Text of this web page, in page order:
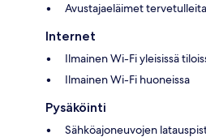
Avustajaeläimet tervetulleita
Internet
Ilmainen Wi-Fi yleisissä
Ilmainen Wi-Fi huoneissa
Pysäköinti
Sähköajoneuvojen